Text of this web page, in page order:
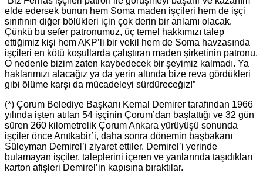
elde edersek bunun hem Soma maden işçileri hem de işçi
sınıfının diğer bölükleri için çok derin bir anlamı olacak.
Çünkü bu sefer patronumuz, üç temel hakkımızı talep
ettiğimiz kişi hem AKP’li bir vekil hem de Soma havzasında
işçileri en kötü koşullarda çalıştıran maden şirketinin patronu.
O nedenle bizim zaten kaybedecek bir şeyimiz kalmadı. Ya
haklarımızı alacağız ya da yerin altında bize reva gördükleri
gibi ölüme karşı da mücadeleyi sürdüreceğiz!”
(*) Çorum Belediye Başkanı Kemal Demirer tarafından 1966
yılında işten atılan 54 işçinin Çorum’dan başlattığı ve 32 gün
süren 260 kilometrelik Çorum Ankara yürüyüşü sonunda
işçiler önce Anıtkabir’i, daha sonra dönemin başbakanı
Süleyman Demirel’i ziyaret ettiler. Demirel’i yerinde
bulamayan işçiler, taleplerini içeren ve yanlarında taşıdıkları
karton afişleri Demirel’in kapısına bıraktılar.